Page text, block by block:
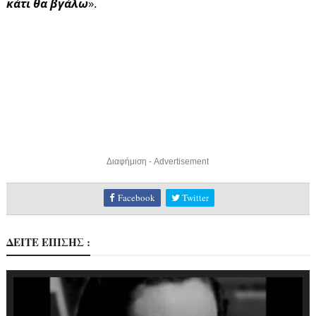
Διαφήμιση - Advertisement
Facebook Twitter
ΔΕΙΤΕ ΕΠΙΣΗΣ :